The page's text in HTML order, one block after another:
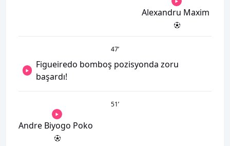
Alexandru Maxim
47’
Figueiredo bomboş pozisyonda zoru
başardı!
51’
Andre Biyogo Poko